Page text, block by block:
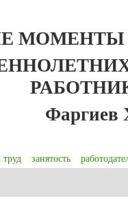
МОМЕНТЫ
Фаргиев
занятость